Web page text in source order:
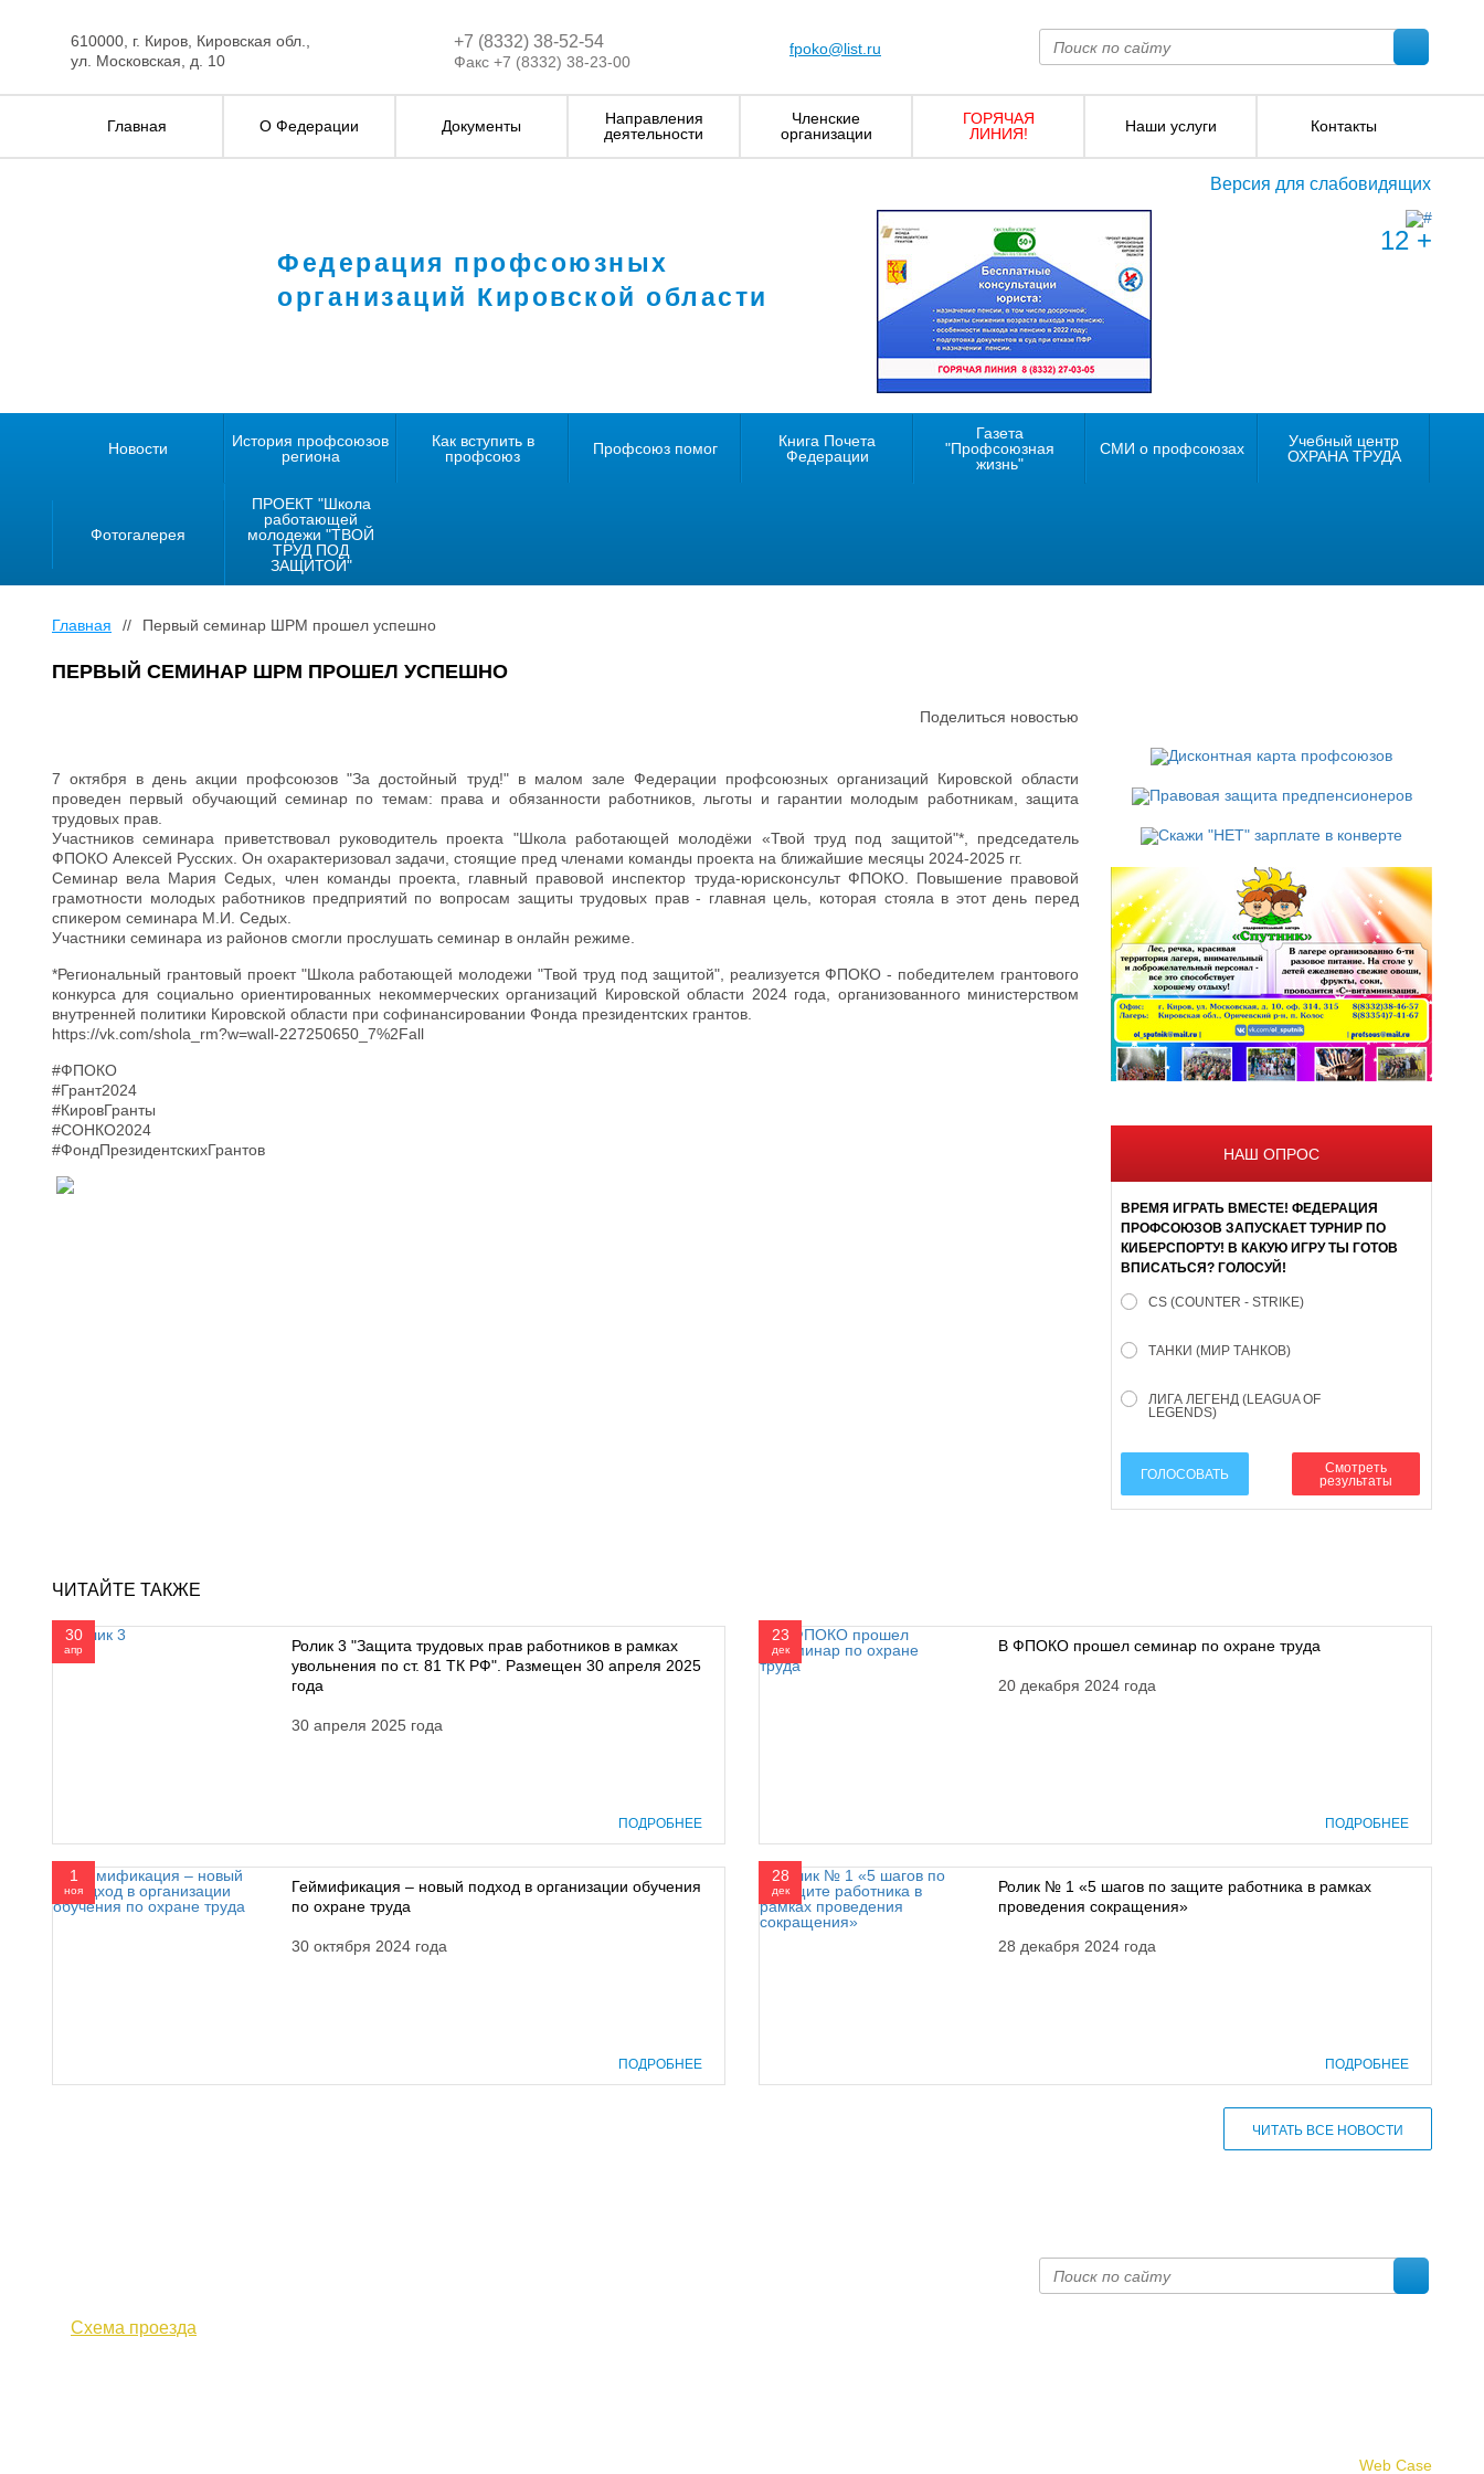
610000, г. Киров, Кировская обл.,
ул. Московская, д. 10
+7 (8332) 38-52-54
Факс +7 (8332) 38-23-00
fpoko@list.ru
Главная О Федерации Документы
Направления
деятельности
Членские
организации
ГОРЯЧАЯ
ЛИНИЯ!
Наши услуги Контакты
Версия для слабовидящих
Федерация профсоюзных
организаций Кировской области
12 +
Новости
История профсоюзов
региона
Как вступить в
профсоюз
Профсоюз помог
Книга Почета
Федерации
Газета
"Профсоюзная
жизнь"
СМИ о профсоюзах
Учебный центр
ОХРАНА ТРУДА
Фотогалерея
ПРОЕКТ "Школа
работающей
молодежи "ТВОЙ
ТРУД ПОД
ЗАЩИТОЙ"
Главная // Первый семинар ШРМ прошел успешно
ПЕРВЫЙ СЕМИНАР ШРМ ПРОШЕЛ УСПЕШНО
Поделиться новостью
7 октября в день акции профсоюзов "За достойный труд!" в малом зале Федерации профсоюзных организаций Кировской области
проведен первый обучающий семинар по темам: права и обязанности работников, льготы и гарантии молодым работникам, защита
трудовых прав.
Участников семинара приветствовал руководитель проекта "Школа работающей молодёжи «Твой труд под защитой"*, председатель
ФПОКО Алексей Русских. Он охарактеризовал задачи, стоящие пред членами команды проекта на ближайшие месяцы 2024-2025 гг.
Семинар вела Мария Седых, член команды проекта, главный правовой инспектор труда-юрисконсульт ФПОКО. Повышение правовой
грамотности молодых работников предприятий по вопросам защиты трудовых прав - главная цель, которая стояла в этот день перед
спикером семинара М.И. Седых.
Участники семинара из районов смогли прослушать семинар в онлайн режиме.
*Региональный грантовый проект "Школа работающей молодежи "Твой труд под защитой", реализуется ФПОКО - победителем грантового
конкурса для социально ориентированных некоммерческих организаций Кировской области 2024 года, организованного министерством
внутренней политики Кировской области при софинансировании Фонда президентских грантов.
https://vk.com/shola_rm?w=wall-227250650_7%2Fall
#ФПОКО
#Грант2024
#КировГранты
#СОНКО2024
#ФондПрезидентскихГрантов
НАШ ОПРОС
ВРЕМЯ ИГРАТЬ ВМЕСТЕ! ФЕДЕРАЦИЯ
ПРОФСОЮЗОВ ЗАПУСКАЕТ ТУРНИР ПО
КИБЕРСПОРТУ! В КАКУЮ ИГРУ ТЫ ГОТОВ
ВПИСАТЬСЯ? ГОЛОСУЙ!
CS (COUNTER - STRIKE)
ТАНКИ (МИР ТАНКОВ)
ЛИГА ЛЕГЕНД (LEAGUA OF
LEGENDS)
ГОЛОСОВАТЬ
Смотреть
результаты
ЧИТАЙТЕ ТАКЖЕ
30
апр
Ролик 3 "Защита трудовых прав работников в рамках
увольнения по ст. 81 ТК РФ". Размещен 30 апреля 2025
года
30 апреля 2025 года
ПОДРОБНЕЕ
23
дек В ФПОКО прошел семинар по охране труда
20 декабря 2024 года
ПОДРОБНЕЕ
1
ноя
Геймификация – новый подход в организации обучения
по охране труда
30 октября 2024 года
ПОДРОБНЕЕ
28
дек
Ролик № 1 «5 шагов по защите работника в рамках
проведения сокращения»
28 декабря 2024 года
ПОДРОБНЕЕ
ЧИТАТЬ ВСЕ НОВОСТИ
Схема проезда
Web Case